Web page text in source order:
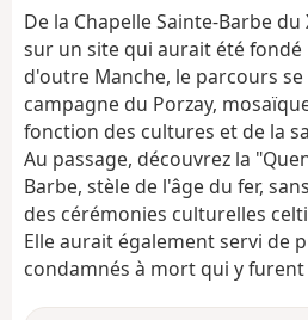
De la Chapelle Sainte-Barbe
sur un site qui aurait été fondé
d'outre Manche, le parcours
campagne du Porzay,
fonction des cultures et de la
Au passage, découvrez la
Barbe, stèle de l'âge du fer,
des cérémonies culturelles
Elle aurait également servi de
condamnés à mort qui y furent